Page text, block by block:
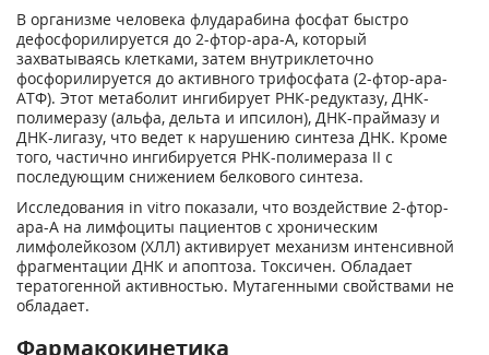
В организме человека флударабина фосфат быстро
дефосфорилируется до 2-фтор-ара-А, который
захватываясь клетками, затем внутриклеточно
фосфорилируется до активного трифосфата (2-фтор-ара-
АТФ). Этот метаболит ингибирует РНК-редуктазу, ДНК-
полимеразу (альфа, дельта и ипсилон), ДНК-праймазу и
ДНК-лигазу, что ведет к нарушению синтеза ДНК. Кроме
того, частично ингибируется РНК-полимераза II с
последующим снижением белкового синтеза.
Исследования in vitro показали, что воздействие 2-фтор-
ара-А на лимфоциты пациентов с хроническим
лимфолейкозом (ХЛЛ) активирует механизм интенсивной
фрагментации ДНК и апоптоза. Токсичен. Обладает
тератогенной активностью. Мутагенными свойствами не
обладает.
Фармакокинетика